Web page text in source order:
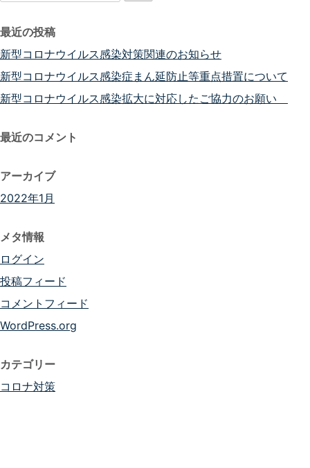
最近の投稿
新型コロナウイルス感染対策関連のお知らせ
新型コロナウイルス感染症まん延防止等重点措置について
新型コロナウイルス感染拡大に対応したご協力のお願い
最近のコメント
アーカイブ
2022年1月
メタ情報
ログイン
投稿フィード
コメントフィード
WordPress.org
カテゴリー
コロナ対策